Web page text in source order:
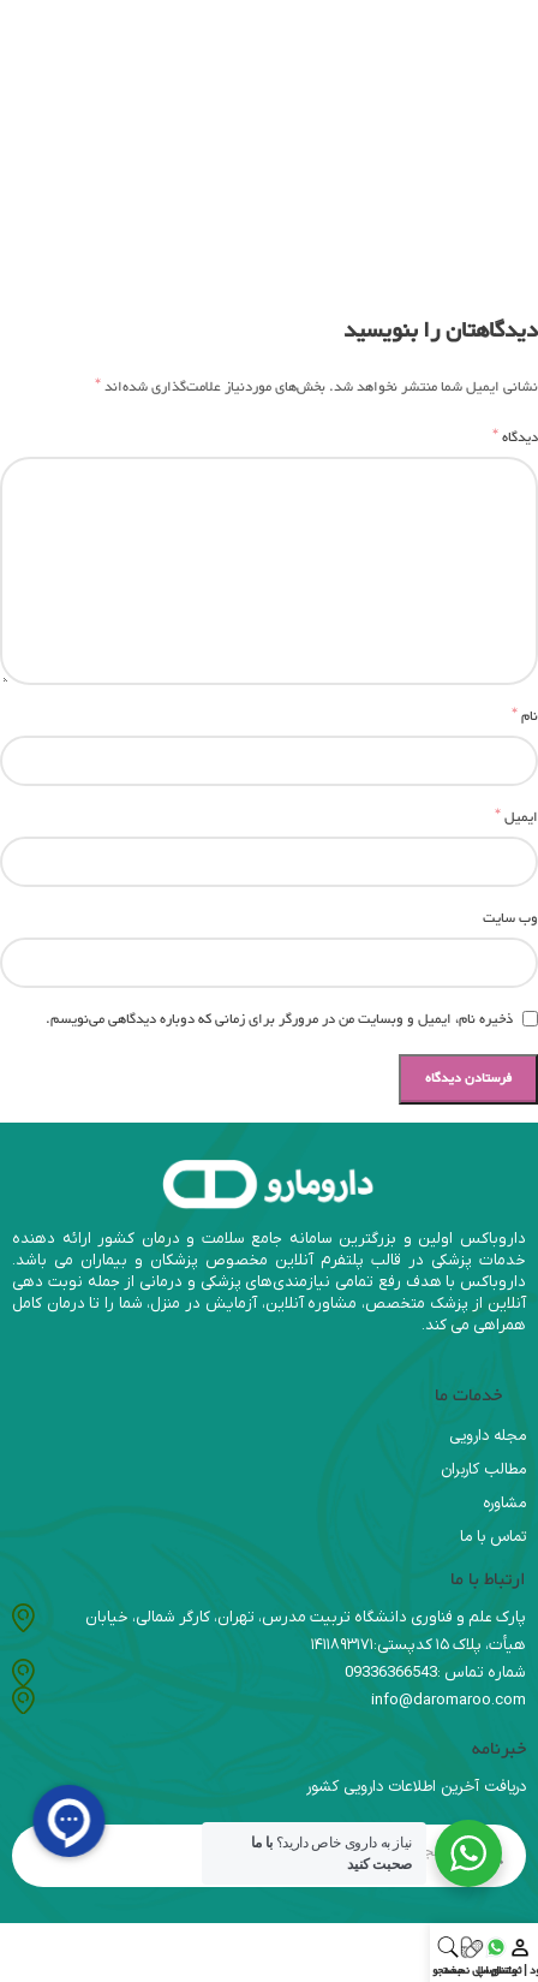
دیدگاهتان را بنویسید
نشانی ایمیل شما منتشر نخواهد شد.بخش‌های موردنیاز علامت‌گذاری شده‌اند*
دیدگاه*
نام*
ایمیل*
وب‌ سایت
ذخیره نام، ایمیل و وبسایت من در مرورگر برای زمانی که دوباره دیدگاهی می‌نویسم.
داروباکس اولین و بزرگترین سامانه جامع سلامت و درمان کشور ارائه دهنده
خدمات پزشکی در قالب پلتفرم آنلاین مخصوص پزشکان و بیماران می باشد.
داروباکس با هدف رفع تمامی نیازمندی‌های پزشکی و درمانی از جمله نوبت دهی
آنلاین از پزشک متخصص، مشاوره آنلاین، آزمایش در منزل، شما را تا درمان کامل
همراهی می کند.
خدمات ما
مجله دارویی
مطالب کاربران
مشاوره
تماس با ما
ارتباط با ما
پارک علم و فناوری دانشگاه تربیت مدرس، تهران، کارگر شمالی، خیابان
هیأت، پلاک ۱۵ کدپستی:۱۴۱۱۸۹۳۱۷۱
شماره تماس :09336366543
info@daromaroo.com
خبرنامه
دریافت آخرین اطلاعات دارویی کشور
| ثبت‌نام
واتس اپ
ارسال نسخه
جستجو
نیاز به داروی خاص دارید؟ با ما
صحبت کنید